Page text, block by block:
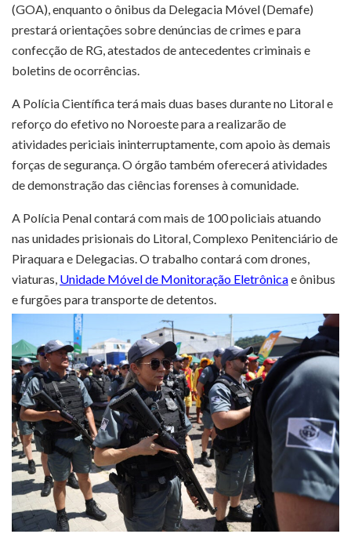
(GOA), enquanto o ônibus da Delegacia Móvel (Demafe)
prestará orientações sobre denúncias de crimes e para
confecção de RG, atestados de antecedentes criminais e
boletins de ocorrências.
A Polícia Científica terá mais duas bases durante no Litoral e
reforço do efetivo no Noroeste para a realizarão de
atividades periciais ininterruptamente, com apoio às demais
forças de segurança. O órgão também oferecerá atividades
de demonstração das ciências forenses à comunidade.
A Polícia Penal contará com mais de 100 policiais atuando
nas unidades prisionais do Litoral, Complexo Penitenciário de
Piraquara e Delegacias. O trabalho contará com drones,
viaturas, Unidade Móvel de Monitoração Eletrônicae ônibus
e furgões para transporte de detentos.